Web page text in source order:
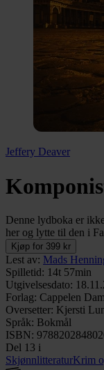
Jeffery Deaver
Denne lydboka er
her og lytte til den i
Kjøp for 399 kr
Lest av: Mads
Spilletid: 14t 57min
Utgivelsesdato:
Forlag: Cappelen
Oversetter: Kjersti
Språk: Bokmål
ISBN:
Del 13 i
SkjønnlitteraturKrim